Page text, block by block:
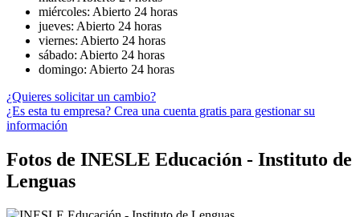
miércoles: Abierto 24 horas
jueves: Abierto 24 horas
viernes: Abierto 24 horas
sábado: Abierto 24 horas
domingo: Abierto 24 horas
¿Quieres solicitar un cambio?
¿Es esta tu empresa? Crea una cuenta gratis para gestionar su
información
Fotos de INESLE Educación - Instituto de
Lenguas